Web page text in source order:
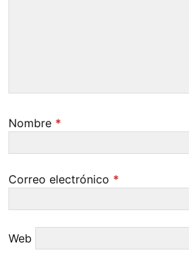
Nombre *
Correo electrónico *
Web